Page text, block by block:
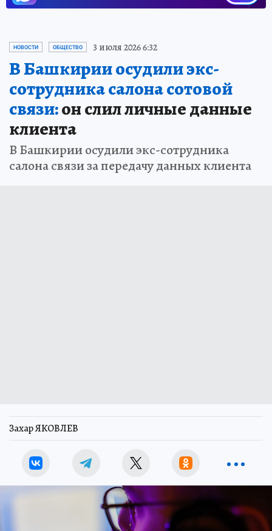
НОВОСТИ ОБЩЕСТВО 3 июля 2026 6:32
В Башкирии осудили экс-
сотрудника салона сотовой
связи:он слил личные данные
клиента
В Башкирии осудили экс-сотрудника
салона связи за передачу данных клиента
Захар ЯКОВЛЕВ